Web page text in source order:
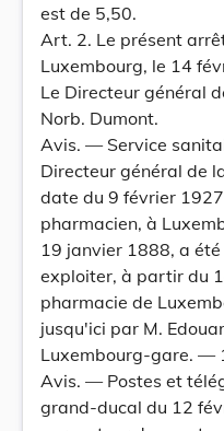
est de 5,50.
Art. 2. Le présent
Luxembourg, le 14
Le Directeur général
Norb. Dumont.
Avis. — Service
Directeur général de
date du 9 février
pharmacien, à
19 janvier 1888, a
exploiter, à partir du
pharmacie de
jusqu'ici par M.
Luxembourg-gare. —
Avis. — Postes et
grand-ducal du 12